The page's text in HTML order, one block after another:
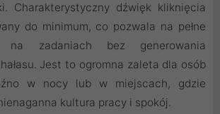
Charakterystyczny dźwięk kliknięcia
do minimum, co pozwala na pełne
na zadaniach bez generowania
Jest to ogromna zaleta dla osób
w nocy lub w miejscach, gdzie
kultura pracy i spokój.